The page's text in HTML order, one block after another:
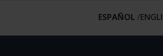
ESPAÑOL /